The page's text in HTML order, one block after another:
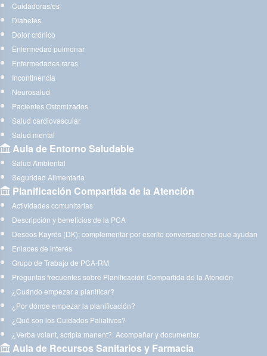
Cuidadoras/es
Diabetes
Dolor crónico
Enfermedad pulmonar
Enfermedades raras
Incontinencia
Neurosalud
Pacientes Ostomizados
Salud cardiovascular
Salud mental
Aula de Entorno Saludable
Salud Ambiental
Seguridad Alimentaria
Planificación Compartida de la Atención
Actividades comunitarias
Descripción y beneficios de la PCA
Deseos Kayrós (DK): complementar por escrito conversaciones que ayudan
Enlaces de interés
Grupo de Trabajo de PCA-RM
Preguntas frecuentes sobre Planificación Compartida de la Atención
¿Cuándo empezar a planificar?
¿Por dónde empezar la planificación?
¿Qué son los Cuidados Paliativos?
¿Verba volant, scripta manent?. Acompañar y documentar.
Aula de Recursos Sanitarios y Farmacia